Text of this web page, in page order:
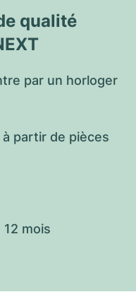
qualité
par un horloger
partir de pièces
12 mois